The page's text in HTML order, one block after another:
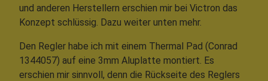
und anderen Herstellern erschien mir bei Victron das
Konzept schlüssig. Dazu weiter unten mehr.
Den Regler habe ich mit einem Thermal Pad (Conrad
1344057) auf eine 3mm Aluplatte montiert. Es
erschien mir sinnvoll, denn die Rückseite des Reglers